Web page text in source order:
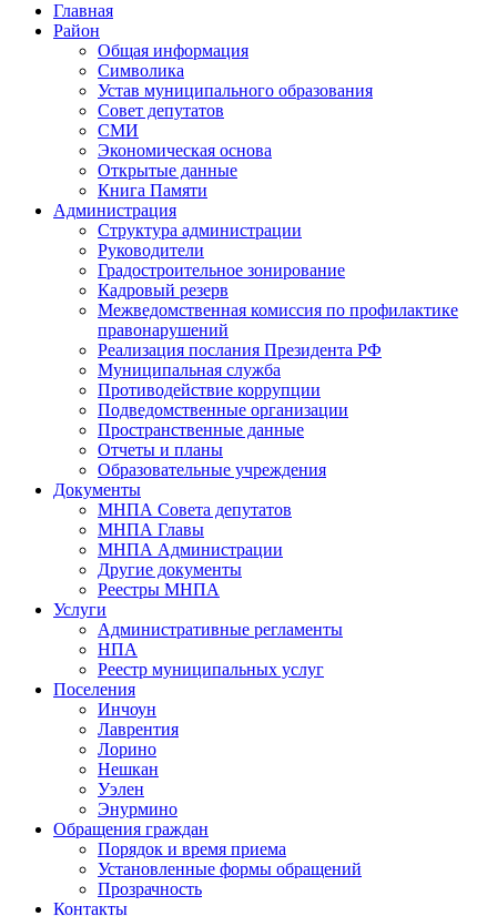
Главная
Район
Общая информация
Символика
Устав муниципального образования
Совет депутатов
СМИ
Экономическая основа
Открытые данные
Книга Памяти
Администрация
Структура администрации
Руководители
Градостроительное зонирование
Кадровый резерв
Межведомственная комиссия по профилактике
правонарушений
Реализация послания Президента РФ
Муниципальная служба
Противодействие коррупции
Подведомственные организации
Пространственные данные
Отчеты и планы
Образовательные учреждения
Документы
МНПА Совета депутатов
МНПА Главы
МНПА Администрации
Другие документы
Реестры МНПА
Услуги
Административные регламенты
НПА
Реестр муниципальных услуг
Поселения
Инчоун
Лаврентия
Лорино
Нешкан
Уэлен
Энурмино
Обращения граждан
Порядок и время приема
Установленные формы обращений
Прозрачность
Контакты